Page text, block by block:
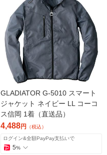
GLADIATOR G-5010 スマート
ジャケット ネイビー LL コーコ
ス信岡 1着（直送品）
4,488円 （税込）
ログイン&全額PayPay支払いで
5%